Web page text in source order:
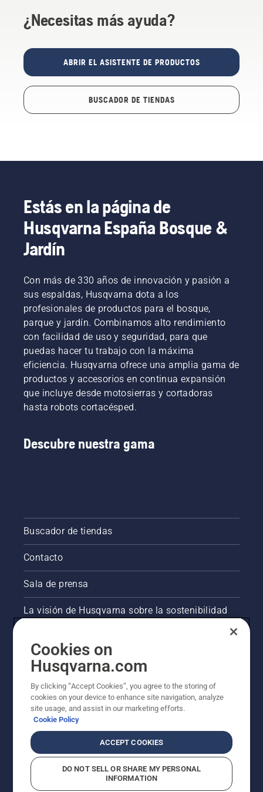
¿Necesitas más ayuda?
ABRIR EL ASISTENTE DE PRODUCTOS
BUSCADOR DE TIENDAS
Estás en la página de
Husqvarna España Bosque &
Jardín
Con más de 330 años de innovación y pasión a
sus espaldas, Husqvarna dota a los
profesionales de productos para el bosque,
parque y jardín. Combinamos alto rendimiento
con facilidad de uso y seguridad, para que
puedas hacer tu trabajo con la máxima
eficiencia. Husqvarna ofrece una amplia gama de
productos y accesorios en continua expansión
que incluye desde motosierras y cortadoras
hasta robots cortacésped.
Descubre nuestra gama
Buscador de tiendas
Contacto
Sala de prensa
La visión de Husqvarna sobre la sostenibilidad
Otros sitios de Husqvarna
Cookies on
Husqvarna.com
By clicking “Accept Cookies”, you agree to the storing of
cookies on your device to enhance site navigation, analyze
site usage, and assist in our marketing efforts.
Cookie Policy
ACCEPT COOKIES
DO NOT SELL OR SHARE MY PERSONAL
INFORMATION